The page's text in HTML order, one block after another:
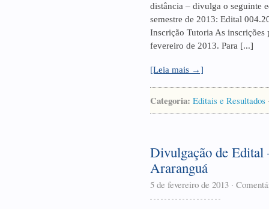
distância – divulga o seguinte
semestre de 2013: Edital
Inscrição Tutoria As inscrições
fevereiro de 2013. Para [...]
[Leia mais →]
Categoria: Editais e Resultados
Divulgação de Edital
Araranguá
5 de fevereiro de 2013 ·